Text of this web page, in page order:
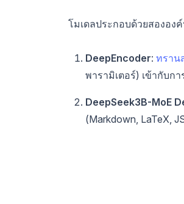
โมเดลประกอบด้วยสององ
DeepEncoder: ทราน
พารามิเตอร์) เข้ากับก
DeepSeek3B-MoE
(Markdown, LaTeX,